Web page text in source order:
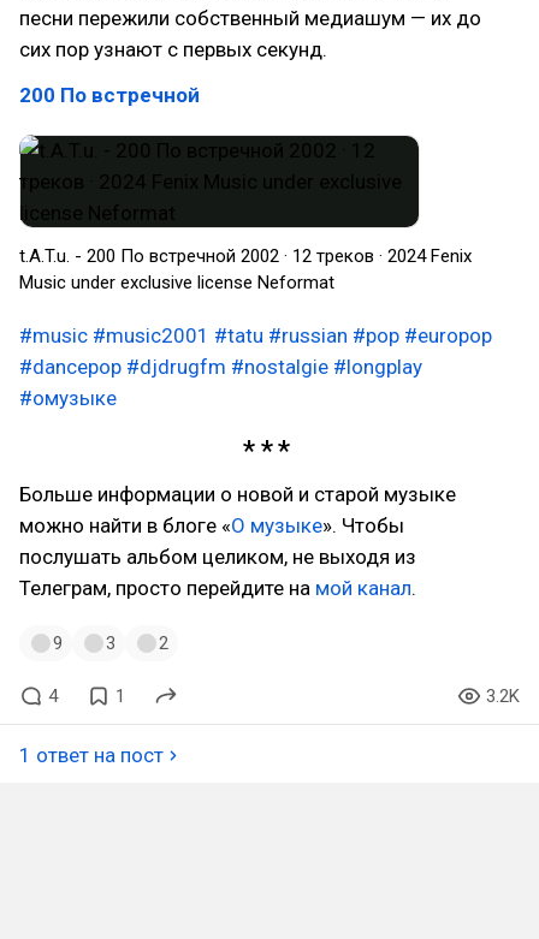
песни пережили собственный медиашум — их до
сих пор узнают с первых секунд.
200 По встречной
t.A.T.u. - 200 По встречной 2002 · 12 треков · 2024 Fenix
Music under exclusive license Neformat
#music #music2001 #tatu #russian #pop #europop
#dancepop #djdrugfm #nostalgie #longplay
#омузыке
Больше информации о новой и старой музыке
можно найти в блоге «О музыке». Чтобы
послушать альбом целиком, не выходя из
Телеграм, просто перейдите на мой канал.
9 3 2
4 1 3.2K
1 ответ на пост